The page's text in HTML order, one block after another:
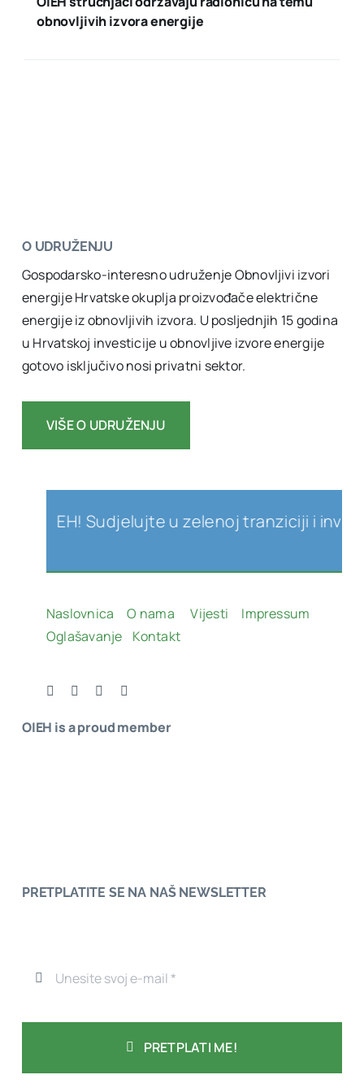
obnovljivih izvora energije
O UDRUŽENJU
Gospodarsko-interesno udruženje Obnovljivi izvori
energije Hrvatske okuplja proizvođače električne
energije iz obnovljivih izvora. U posljednjih 15 godina
u Hrvatskoj investicije u obnovljive izvore energije
gotovo isključivo nosi privatni sektor.
VIŠE O UDRUŽENJU
OIEH is a proud member
PRETPLATITE SE NA NAŠ NEWSLETTER
PRETPLATI ME!
OIEH! Sudjelujte u zelenoj tranziciji i
Naslovnica O nama Vijesti
Impressum
Oglašavanje
Kontakt